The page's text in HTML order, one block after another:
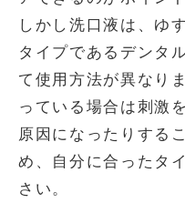
しかし洗口液は、ゆ
タイプであるデンタ
て使用方法が異なり
っている場合は刺激
原因になったりする
め、自分に合ったタ
さい。